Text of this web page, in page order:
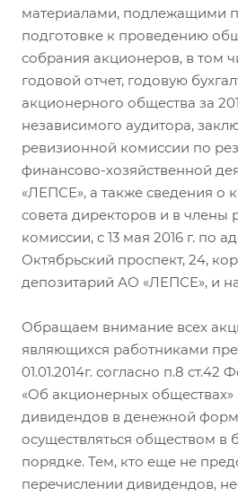
материалами, подлежащими
подготовке к проведению
собрания акционеров, в том
годовой отчет, годовую
акционерного общества за
независимого аудитора,
ревизионной комиссии по
финансово-хозяйственной
«ЛЕПСЕ», а также сведения о
совета директоров и в члены
комиссии, с 13 мая 2016 г. по
Октябрьский проспект, 24,
депозитарий АО «ЛЕПСЕ», и
Обращаем внимание всех
являющихся работниками
01.01.2014г. согласно п.8 ст.42
«Об акционерных обществах»
дивидендов в денежной
осуществляться обществом в
порядке. Тем, кто еще не
перечислении дивидендов,